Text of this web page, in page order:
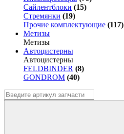
Сайлентблоки (15)
Стремянки (19)
Прочие комплектующие (117)
Метизы
Метизы
Автоцистерны
Автоцистерны
FELDBINDER (8)
GONDROM (40)